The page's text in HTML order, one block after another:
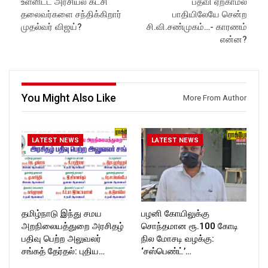
ockforttimes
Like us on:
https://www.facebook.com/R
Follow us on:
https://twitter.com/ROCKFOR
T_TIMES
Subscribe:
https://www.youtube.com/@r
ockforttimes
Follow us on:
T_TIMESC
தலைவர்களை சந்திக்கிறார்
முதல்வர் விஜய்?
பாதியிலேயே சென்ற
சி.வி.சண்முகம்…- காரணம்
என்ன?
You Might Also Like More From Author
LATEST NEWS
தமிழ்நாடு இந்து சமய
அறநிலையத்துறை அரசிதழ்
பதிவு பெற்ற அலுவலர்
சங்கத் தேர்தல்: புதிய…
LATEST NEWS
பழனி கோயிலுக்கு
சொந்தமான ரூ.100 கோடி
நில மோசடி வழக்கு:
‘சஸ்பெண்ட்’…